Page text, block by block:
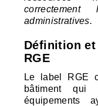
correctement
administratives.
Définition et
RGE
Le label RGE
bâtiment qui
équipements